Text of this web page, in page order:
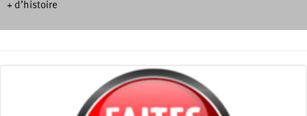
+ d’histoire